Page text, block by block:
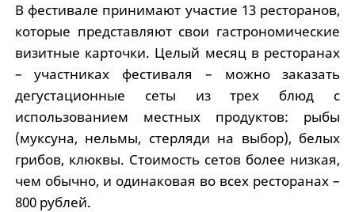
В фестивале принимают участие 13 ресторанов,
которые представляют свои гастрономические
визитные карточки. Целый месяц в ресторанах
– участниках фестиваля – можно заказать
дегустационные сеты из трех блюд с
использованием местных продуктов: рыбы
(муксуна, нельмы, стерляди на выбор), белых
грибов, клюквы. Стоимость сетов более низкая,
чем обычно, и одинаковая во всех ресторанах –
800 рублей.